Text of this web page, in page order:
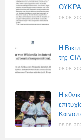
Η
της
Η